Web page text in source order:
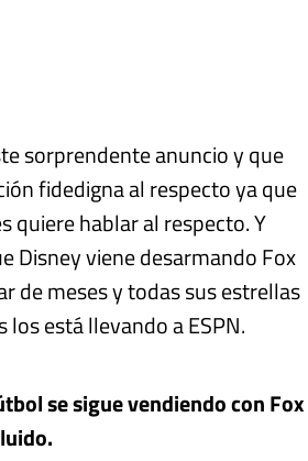
sorprendente anuncio y que
fidedigna al respecto ya que
quiere hablar al respecto. Y
Disney viene desarmando Fox
de meses y todas sus estrellas
está llevando a ESPN.
se sigue vendiendo con Fox